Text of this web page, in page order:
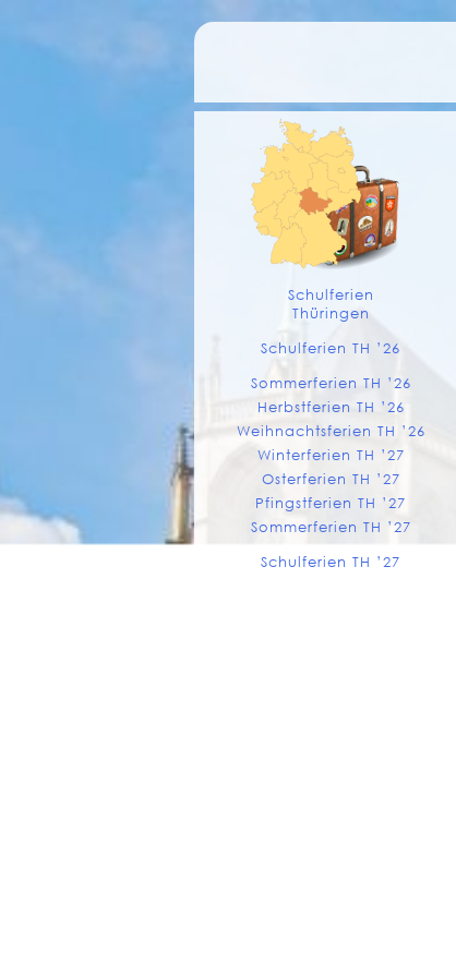
Schulferien
Thüringen
Schulferien TH ’26
Sommerferien TH ’26
Herbstferien TH ’26
Weihnachtsferien TH ’26
Winterferien TH ’27
Osterferien TH ’27
Pfingstferien TH ’27
Sommerferien TH ’27
Schulferien TH ’27